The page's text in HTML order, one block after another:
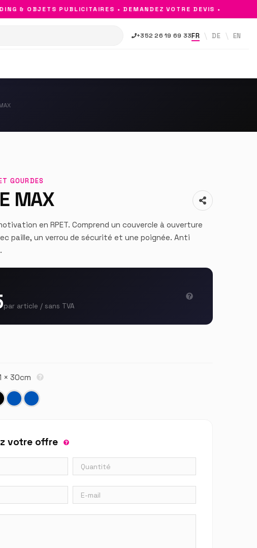
& OBJETS PUBLICITAIRES • DEMANDEZ VOTRE DEVIS •
+352 26 19 69 33FR DE EN
GOURDES
MAX
en RPET. Comprend un couvercle à ouverture
paille, un verrou de sécurité et une poignée. Anti
par article / sans TVA
× 30cm
votre offre